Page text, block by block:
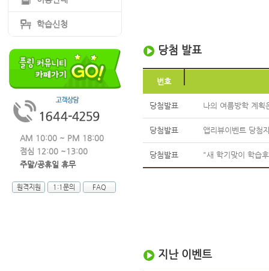
학습신청
AM 10:00 ~ PM 18:00
점심 12:00 ~13:00
주말/공휴일 휴무
원격지원 1:1문의 FAQ
당첨 발표
번호
당첨발표 나의 여름방학 계획
당첨발표 앱리뷰이벤트 당첨
당첨발표 "새 학기맞이 학습
지난 이벤트